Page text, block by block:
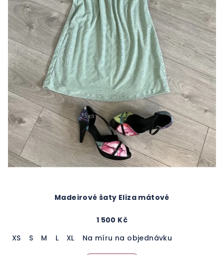
Madeirové šaty Eliza mátové
1 500 Kč
XS
S M L XL Na míru na objednávku